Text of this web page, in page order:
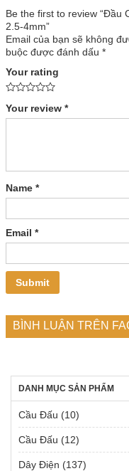
Be the first to review “Đầu
2.5-4mm”
Email của bạn sẽ không
buộc được đánh dấu *
Your rating
Your review *
Name *
Email *
BÌNH LUẬN TRÊN
DANH MỤC SẢN PHẨM
Cầu Đấu (10)
Cầu Đấu (12)
Dây Điện (137)